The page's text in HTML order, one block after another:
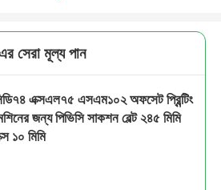
সেরা মূল্য পান
এক্সএল৭৫ এসএম১০২ অফসেট প্রিন্টিং
জন্য পিভিসি সাকশন বেল্ট ২৪৫ মিমি
১০ মিমি